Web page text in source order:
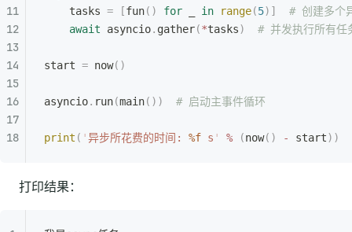
    tasks
= [fun() for in range(5)]
# 创建多个
    await
asyncio. gather(*tasks)
# 并发执行所有任
start = now()
asyncio. run(main())
  # 启动主事件循环
print ( '异步所花费的时间: %f s ' % (now() - start))
打印结果：